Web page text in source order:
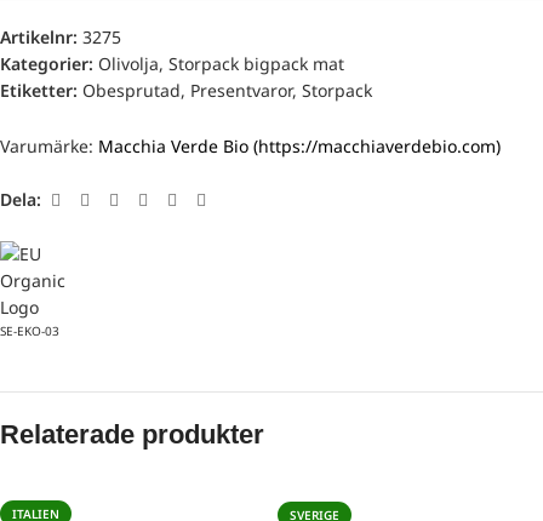
Artikelnr: 3275
Kategorier: Olivolja, Storpack bigpack mat
Etiketter: Obesprutad, Presentvaror, Storpack
Varumärke: Macchia Verde Bio (https://macchiaverdebio.com)
Dela:
SE-EKO-03
Relaterade produkter
ITALIEN
SVERIGE